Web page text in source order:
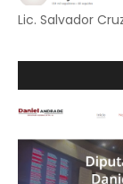
Lic. Salvador